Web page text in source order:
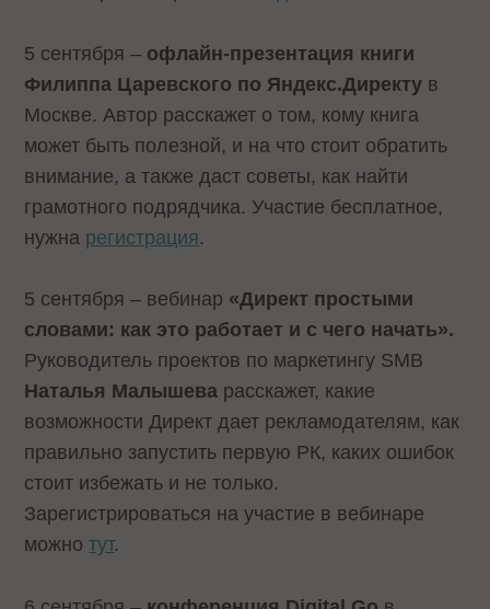
5 сентября – офлайн-презентация книги
Филиппа Царевского по Яндекс.Директу в
Москве. Автор расскажет о том, кому книга
может быть полезной, и на что стоит обратить
внимание, а также даст советы, как найти
грамотного подрядчика. Участие бесплатное,
нужна регистрация.
5 сентября – вебинар «Директ простыми
словами: как это работает и с чего начать».
Руководитель проектов по маркетингу SMB
Наталья Малышева расскажет, какие
возможности Директ дает рекламодателям, как
правильно запустить первую РК, каких ошибок
стоит избежать и не только.
Зарегистрироваться на участие в вебинаре
можнотут.